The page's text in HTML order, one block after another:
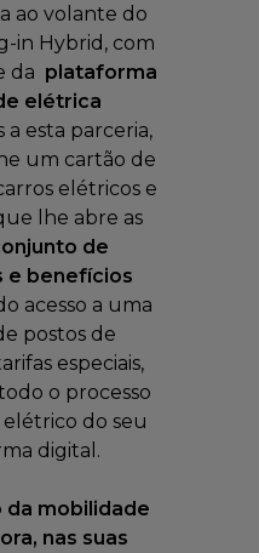
ao volante do
in Hybrid, com
da plataforma
elétrica
a esta parceria,
um cartão de
elétricos e
lhe abre as
de
e benefícios
acesso a uma
postos de
especiais,
o processo
do seu
digital.
mobilidade
nas suas